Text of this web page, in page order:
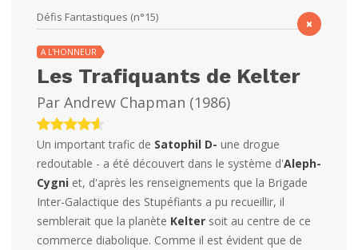
×
Défis Fantastiques (n°15)
A L'HONNEUR
Les Trafiquants de Kelter
Par Andrew Chapman (1986)
Un important trafic de Satophil D- une drogue
redoutable - a été découvert dans le système d'Aleph-
Cygni et, d'après les renseignements que la Brigade
Inter-Galactique des Stupéfiants a pu recueillir, il
semblerait que la planète Kelter soit au centre de ce
commerce diabolique. Comme il est évident que de